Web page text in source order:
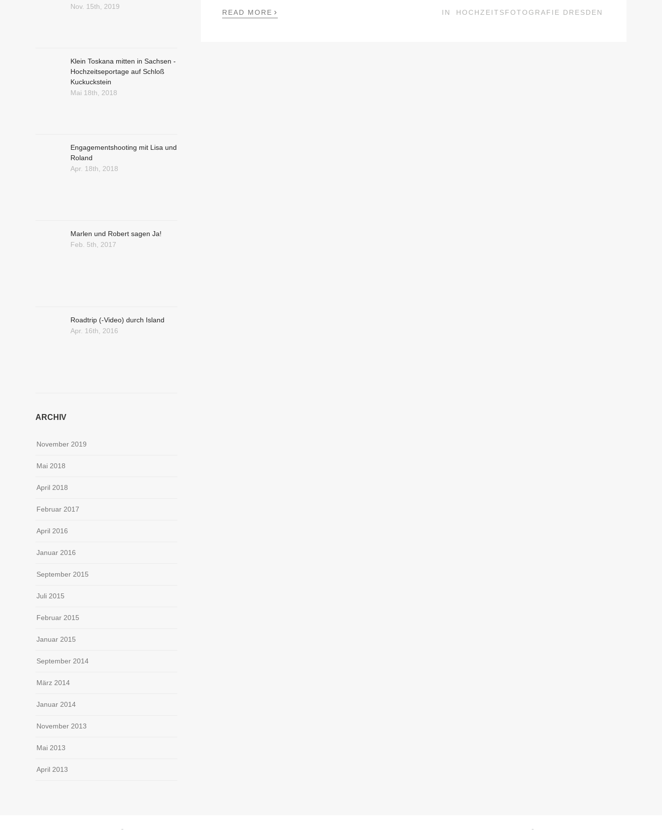
READ MORE › IN HOCHZEITSFOTOGRAFIE DRESDEN
Nov. 15th, 2019
Klein Toskana mitten in Sachsen -
Hochzeitseportage auf Schloß
Kuckuckstein
Mai 18th, 2018
Engagementshooting mit Lisa und
Roland
Apr. 18th, 2018
Marlen und Robert sagen Ja!
Feb. 5th, 2017
Roadtrip (-Video) durch Island
Apr. 16th, 2016
ARCHIV
November 2019
Mai 2018
April 2018
Februar 2017
April 2016
Januar 2016
September 2015
Juli 2015
Februar 2015
Januar 2015
September 2014
März 2014
Januar 2014
November 2013
Mai 2013
April 2013